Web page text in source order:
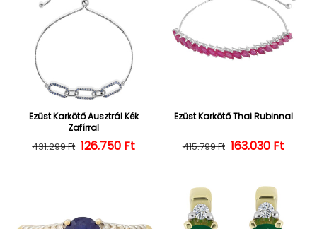
Ezüst Karkötő Ausztrál Kék
Zafírral
Normál ár
431.299 Ft Kedvezményes ár
126.750 Ft
Ezüst Karkötő Thai Rubinnal
Normál ár
415.799 Ft 163.030 Ft